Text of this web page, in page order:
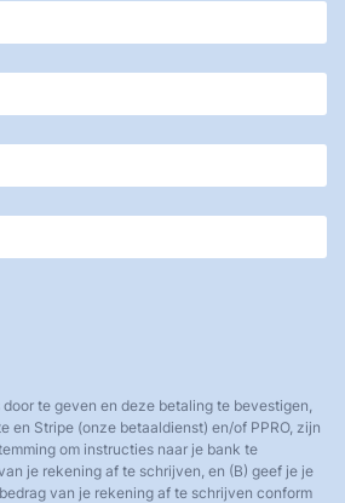
te geven en deze betaling te bevestigen,
en Stripe (onze betaaldienst) en/of PPRO, zijn
om instructies naar je bank te
je rekening af te schrijven, en (B) geef je je
van je rekening af te schrijven conform